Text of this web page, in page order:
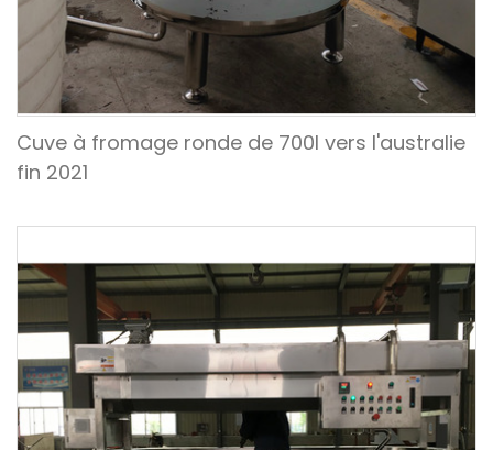
Cuve à fromage ronde de 700l vers l'australie
fin 2021